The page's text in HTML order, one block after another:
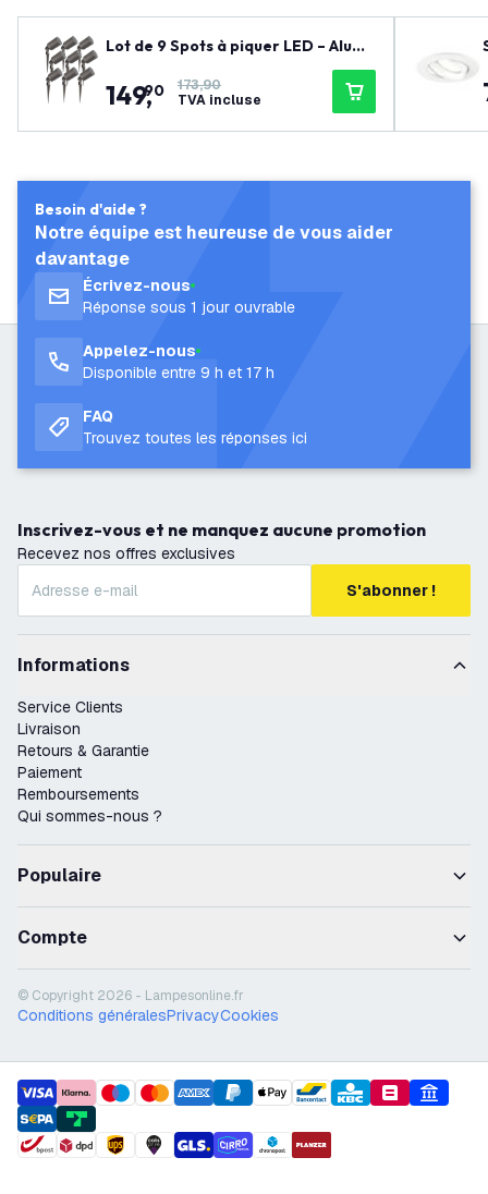
Lot de 9 Spots à piquer LED – Alumi
nium – GU10 - IP65 - Câble 2M - Ant
hracite
149,
90
173,90
TVA incluse
Besoin d'aide ?
Notre équipe est heureuse de vous aider
davantage
Écrivez-nous
Réponse sous 1 jour ouvrable
Appelez-nous
Disponible entre 9 h et 17 h
FAQ
Trouvez toutes les réponses ici
Inscrivez-vous et ne manquez aucune promotion
Recevez nos offres exclusives
S'abonner !
Informations
Service Clients
Livraison
Retours & Garantie
Paiement
Remboursements
Qui sommes-nous ?
Populaire
Compte
© Copyright 2026 - Lampesonline.fr
Conditions généralesPrivacyCookies
payment methods
shipment methods